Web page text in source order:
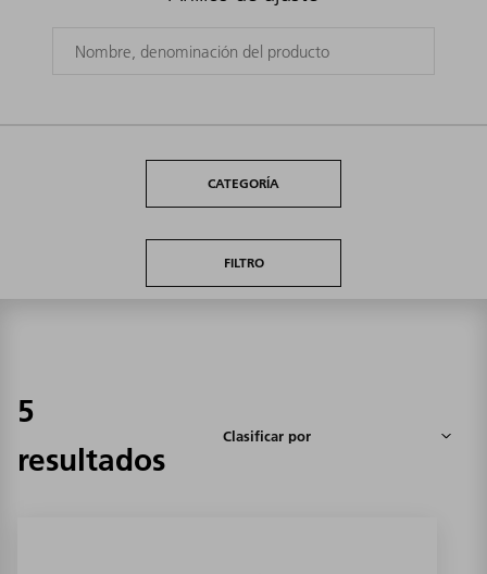
CATEGORÍA
FILTRO
5
resultados